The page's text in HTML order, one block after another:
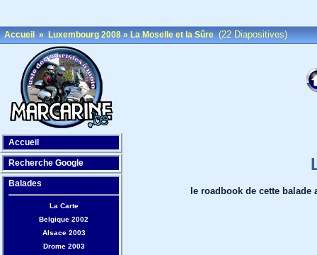
Accueil»Luxembourg 2008»La Moselle et la Sûre (22 Diapositives)
le roadbook de cette
Accueil
Recherche Google
Balades
La Carte
Belgique 2002
Alsace 2003
Drome 2003